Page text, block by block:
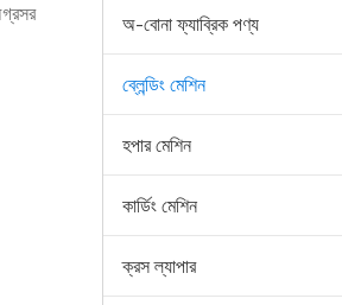
অ-বোনা ফ্যাব্রিক পণ্য
ব্লেন্ডিং মেশিন
হপার মেশিন
কার্ডিং মেশিন
ক্রস ল্যাপার